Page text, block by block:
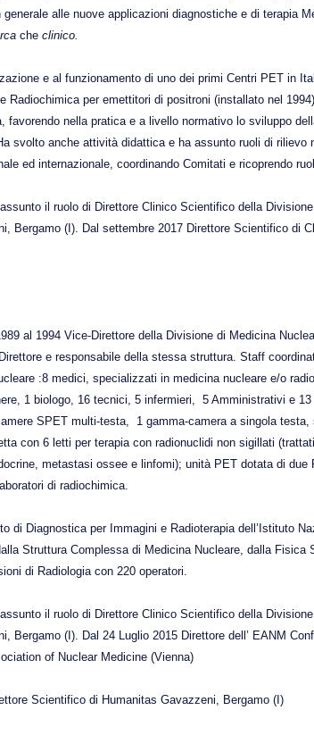
alle nuove applicazioni diagnostiche e di terapia
che clinico.
e al funzionamento di uno dei primi Centri PET in
Radiochimica per emettitori di positroni (installato nel
favorendo nella pratica e a livello normativo lo sviluppo
svolto anche attività didattica e ha assunto ruoli di rilievo
ed internazionale, coordinando Comitati e ricoprendo
il ruolo di Direttore Clinico Scientifico della
Bergamo (I). Dal settembre 2017 Direttore Scientifico di
al 1994 Vice-Direttore della Divisione di Medicina
e responsabile della stessa struttura. Staff
:8 medici, specializzati in medicina nucleare e/o
1 biologo, 16 tecnici, 5 infermieri,
5 Amministrativi e
SPET multi-testa,
1 gamma-camera a singola testa,
con 6 letti per terapia con radionuclidi non sigillati
metastasi ossee e linfomi); unità PET dotata di due
di radiochimica.
di Diagnostica per Immagini e Radioterapia dell’Istituto
Struttura Complessa di Medicina Nucleare, dalla Fisica
di Radiologia con 220 operatori.
il ruolo di Direttore Clinico Scientifico della
Bergamo (I). Dal 24 Luglio 2015 Direttore dell’ EANM
of Nuclear Medicine (Vienna)
Scientifico di Humanitas Gavazzeni, Bergamo (I)